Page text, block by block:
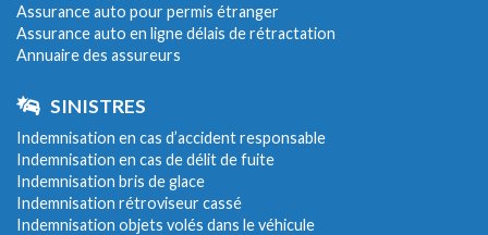
Assurance auto pour permis étranger
Assurance auto en ligne délais de rétractation
Annuaire des assureurs
SINISTRES
Indemnisation en cas d’accident responsable
Indemnisation en cas de délit de fuite
Indemnisation bris de glace
Indemnisation rétroviseur cassé
Indemnisation objets volés dans le véhicule